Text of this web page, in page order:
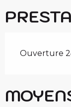
Ouverture